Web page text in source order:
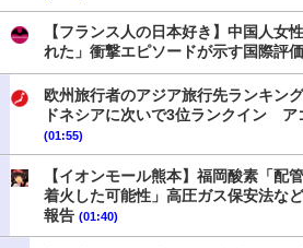
【フランス人の日本好き】中国人女
れた」衝撃エピソードが示す国際評
欧州旅行者のアジア旅行先ランキン
ドネシアに次いで3位ランクイン ア
(01:55)
【イオンモール熊本】福岡酸素「配
着火した可能性」高圧ガス保安法な
報告 (01:40)